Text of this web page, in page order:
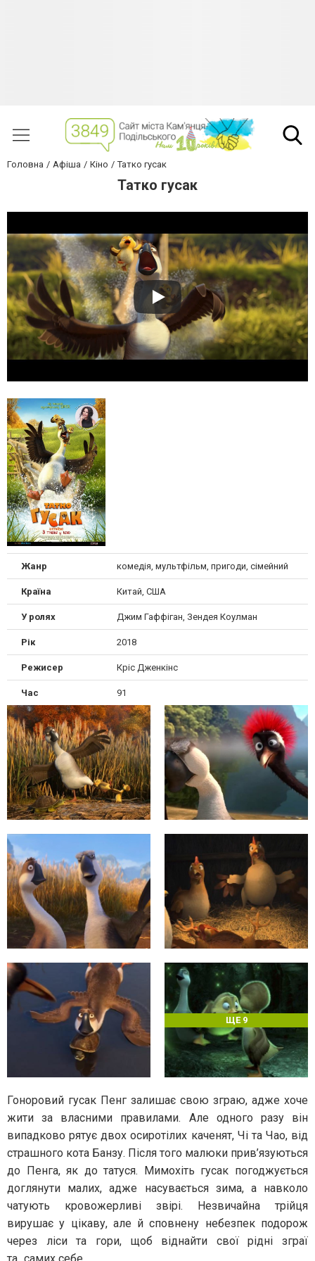
Головна Афіша Кіно Татко гусак
Татко гусак
Жанр комедія, мультфільм, пригоди, сімейний
Країна Китай, США
У ролях Джим Гаффіган, Зендея Коулман
Рік 2018
Режисер Кріс Дженкінс
Час 91
ЩЕ 9
Гоноровий гусак Пенг залишає свою зграю, адже хоче
жити за власними правилами. Але одного разу він
випадково рятує двох осиротілих каченят, Чі та Чао, від
страшного кота Банзу. Після того малюки прив’язуються
до Пенга, як до татуся. Мимохіть гусак погоджується
доглянути малих, адже насувається зима, а навколо
чатують кровожерливі звірі. Незвичайна трійця
вирушає у цікаву, але й сповнену небезпек подорож
через ліси та гори, щоб віднайти свої рідні зграї